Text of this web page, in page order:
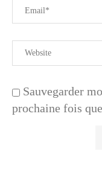
Sauvegarder
prochaine fois